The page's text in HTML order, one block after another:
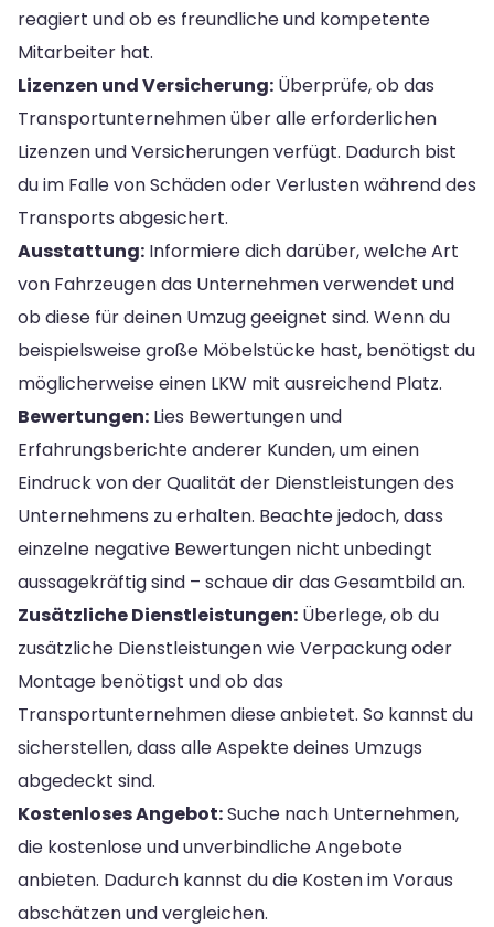
reagiert und ob es freundliche und kompetente
Mitarbeiter hat.
Lizenzen und Versicherung: Überprüfe, ob das
Transportunternehmen über alle erforderlichen
Lizenzen und Versicherungen verfügt. Dadurch bist
du im Falle von Schäden oder Verlusten während des
Transports abgesichert.
Ausstattung: Informiere dich darüber, welche Art
von Fahrzeugen das Unternehmen verwendet und
ob diese für deinen Umzug geeignet sind. Wenn du
beispielsweise große Möbelstücke hast, benötigst du
möglicherweise einen LKW mit ausreichend Platz.
Bewertungen: Lies Bewertungen und
Erfahrungsberichte anderer Kunden, um einen
Eindruck von der Qualität der Dienstleistungen des
Unternehmens zu erhalten. Beachte jedoch, dass
einzelne negative Bewertungen nicht unbedingt
aussagekräftig sind – schaue dir das Gesamtbild an.
Zusätzliche Dienstleistungen: Überlege, ob du
zusätzliche Dienstleistungen wie Verpackung oder
Montage benötigst und ob das
Transportunternehmen diese anbietet. So kannst du
sicherstellen, dass alle Aspekte deines Umzugs
abgedeckt sind.
Kostenloses Angebot:Suche nach Unternehmen,
die kostenlose und unverbindliche Angebote
anbieten. Dadurch kannst du die Kosten im Voraus
abschätzen und vergleichen.